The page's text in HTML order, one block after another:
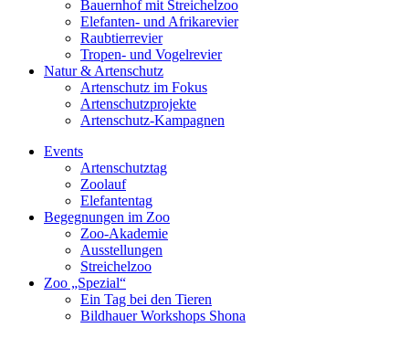
Bauernhof mit Streichelzoo
Elefanten- und Afrikarevier
Raubtierrevier
Tropen- und Vogelrevier
Natur & Artenschutz
Artenschutz im Fokus
Artenschutzprojekte
Artenschutz-Kampagnen
Events
Artenschutztag
Zoolauf
Elefantentag
Begegnungen im Zoo
Zoo-Akademie
Ausstellungen
Streichelzoo
Zoo „Spezial“
Ein Tag bei den Tieren
Bildhauer Workshops Shona